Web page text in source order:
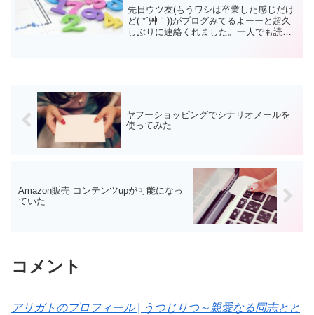
先日ウツ友(もうワシは卒業した感じだけ
ど( *´艸｀))がブログみてるよーーと超久
しぶりに連絡くれました。一人でも読者
ヤフーショッピングでシナリオメールを
使ってみた
Amazon販売 コンテンツupが可能になっ
ていた
コメント
アリガトのプロフィール | うつじりつ～親愛なる同志とと